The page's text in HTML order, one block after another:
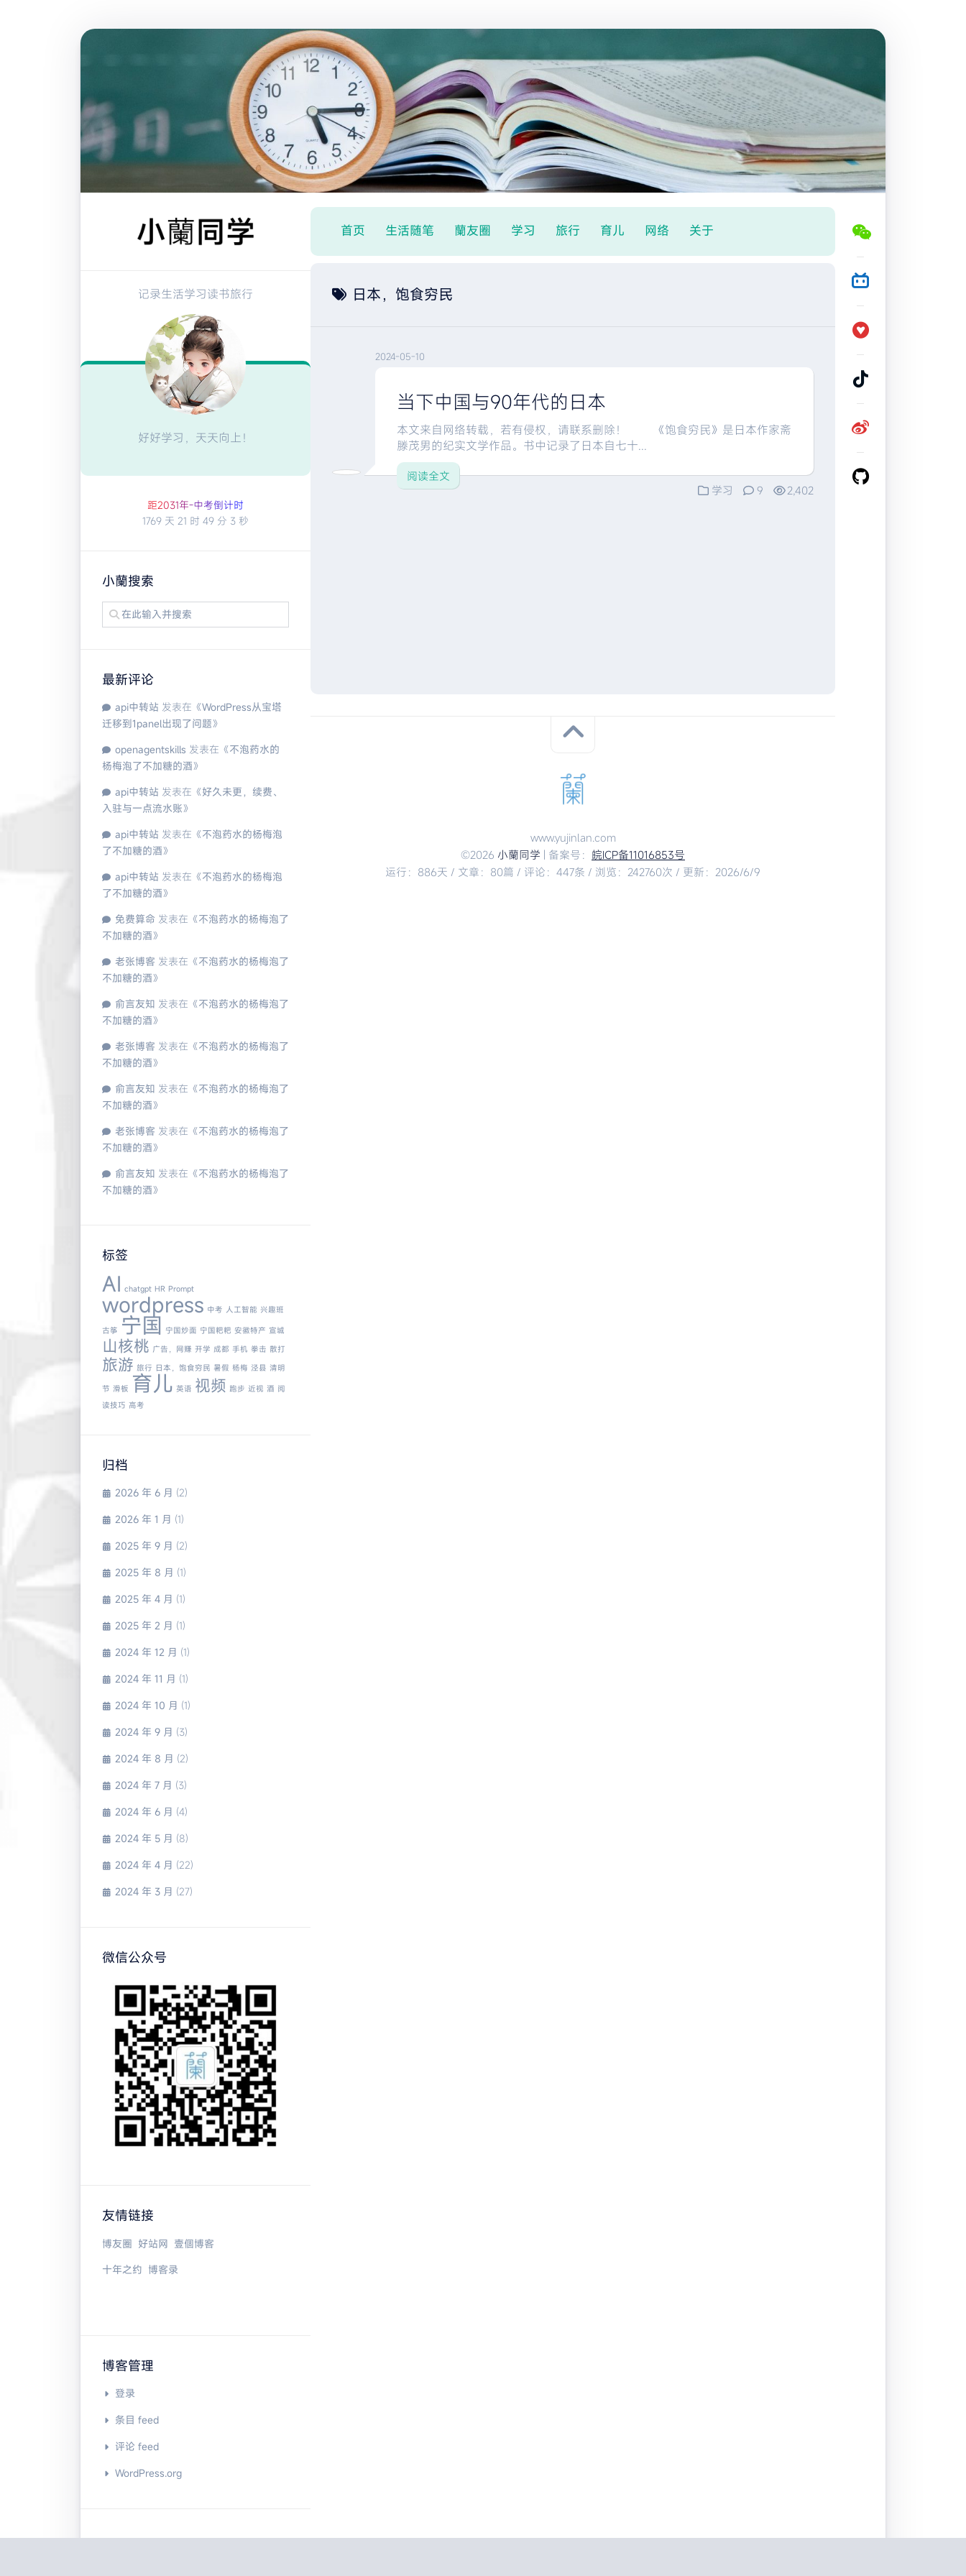
记录生活学习读书旅行
好好学习，天天向上！
距2031年-中考倒计时
1769 天 21 时 49 分 2 秒
小蘭搜索
最新评论
api中转站 发表在《WordPress从宝塔
迁移到1panel出现了问题》
openagentskills 发表在《不泡药水的
杨梅泡了不加糖的酒》
api中转站 发表在《好久未更，续费、
入驻与一点流水账》
api中转站 发表在《不泡药水的杨梅泡
了不加糖的酒》
api中转站 发表在《不泡药水的杨梅泡
了不加糖的酒》
免费算命 发表在《不泡药水的杨梅泡了
不加糖的酒》
老张博客 发表在《不泡药水的杨梅泡了
不加糖的酒》
俞言友知 发表在《不泡药水的杨梅泡了
不加糖的酒》
老张博客 发表在《不泡药水的杨梅泡了
不加糖的酒》
俞言友知 发表在《不泡药水的杨梅泡了
不加糖的酒》
老张博客 发表在《不泡药水的杨梅泡了
不加糖的酒》
俞言友知 发表在《不泡药水的杨梅泡了
不加糖的酒》
标签
AI chatgpt HR Prompt
wordpress 中考 人工智能 兴趣班
古筝 宁国 宁国炒面 宁国粑粑 安徽特产 宣城
山核桃 广告，网赚 开学 成都 手机 拳击 散打
旅游 旅行 日本，饱食穷民 暑假 杨梅 泾县 清明
节 滑板 育儿 英语 视频 跑步 近视 酒 阅
读技巧 高考
归档
2026 年 6 月 (2)
2026 年 1 月 (1)
2025 年 9 月 (2)
2025 年 8 月 (1)
2025 年 4 月 (1)
2025 年 2 月 (1)
2024 年 12 月 (1)
2024 年 11 月 (1)
2024 年 10 月 (1)
2024 年 9 月 (3)
2024 年 8 月 (2)
2024 年 7 月 (3)
2024 年 6 月 (4)
2024 年 5 月 (8)
2024 年 4 月 (22)
2024 年 3 月 (27)
微信公众号
友情链接
博友圈 好站网 壹個博客
十年之约 博客录
博客管理
登录
条目 feed
评论 feed
WordPress.org
首页 生活随笔 蘭友圈 学习 旅行 育儿 网络 关于
日本，饱食穷民
2024-05-10
当下中国与90年代的日本
本文来自网络转载，若有侵权，请联系删除！ 《饱食穷民》是日本作家斋
滕茂男的纪实文学作品。书中记录了日本自七十...
阅读全文
学习
9 2,402
www.yujinlan.com
©2026 小蘭同学 | 备案号： 皖ICP备11016853号
运行：886天 / 文章：80篇 / 评论：447条 / 浏览：242760次 / 更新：2026/6/9